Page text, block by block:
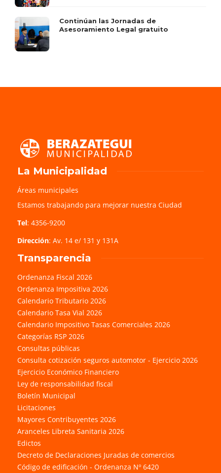
Continúan las Jornadas de
Asesoramiento Legal gratuito
La Municipalidad
Áreas municipales
Estamos trabajando para mejorar nuestra Ciudad
Tel: 4356-9200
Dirección: Av. 14 e/ 131 y 131A
Transparencia
Ordenanza Fiscal 2026
Ordenanza Impositiva 2026
Calendario Tributario 2026
Calendario Tasa Vial 2026
Calendario Impositivo Tasas Comerciales 2026
Categorías RSP 2026
Consultas públicas
Consulta cotización seguros automotor - Ejercicio 2026
Ejercicio Económico Financiero
Ley de responsabilidad fiscal
Boletín Municipal
Licitaciones
Mayores Contribuyentes 2026
Aranceles Libreta Sanitaria 2026
Edictos
Decreto de Declaraciones Juradas de comercios
Código de edificación - Ordenanza Nº 6420